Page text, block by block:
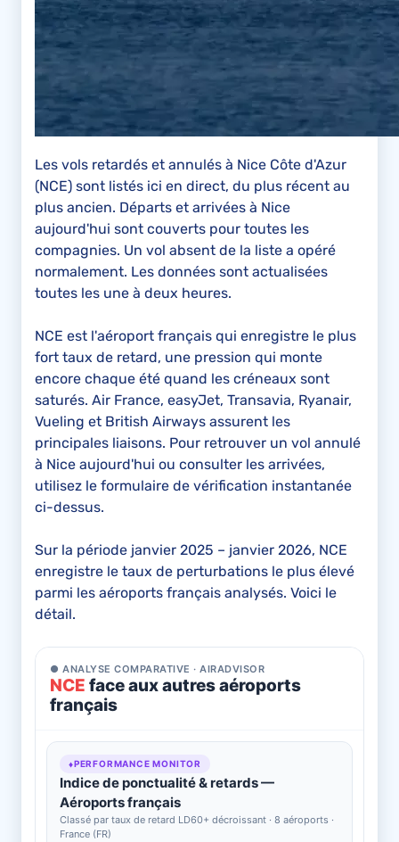
Les vols retardés et annulés à Nice Côte d'Azur
(NCE) sont listés ici en direct, du plus récent au
plus ancien. Départs et arrivées à Nice
aujourd'hui sont couverts pour toutes les
compagnies. Un vol absent de la liste a opéré
normalement. Les données sont actualisées
toutes les une à deux heures.
NCE est l'aéroport français qui enregistre le plus
fort taux de retard, une pression qui monte
encore chaque été quand les créneaux sont
saturés. Air France, easyJet, Transavia, Ryanair,
Vueling et British Airways assurent les
principales liaisons. Pour retrouver un vol annulé
à Nice aujourd'hui ou consulter les arrivées,
utilisez le formulaire de vérification instantanée
ci-dessus.
Sur la période janvier 2025 – janvier 2026, NCE
enregistre le taux de perturbations le plus élevé
parmi les aéroports français analysés. Voici le
détail.
● ANALYSE COMPARATIVE · AIRADVISOR
NCE face aux autres aéroports
français
♦PERFORMANCE MONITOR
Indice de ponctualité & retards —
Aéroports français
Classé par taux de retard LD60+ décroissant · 8 aéroports ·
France (FR)